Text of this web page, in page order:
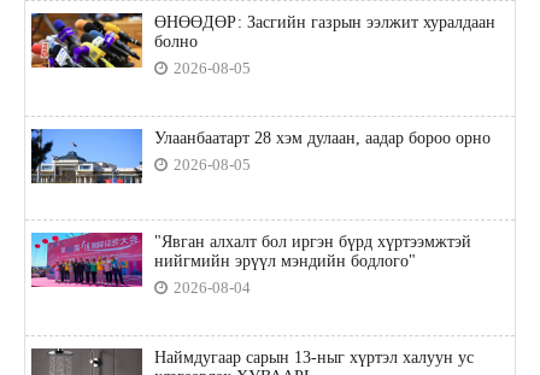
ӨНӨӨДӨР: Засгийн газрын ээлжит хуралдаан
болно
2026-08-05
Улаанбаатарт 28 хэм дулаан, аадар бороо орно
2026-08-05
"Явган алхалт бол иргэн бүрд хүртээмжтэй
нийгмийн эрүүл мэндийн бодлого"
2026-08-04
Наймдугаар сарын 13-ныг хүртэл халуун ус